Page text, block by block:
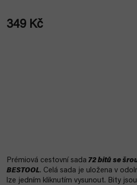
349 Kč
Prémiová cestovní sada 72 bitů se
BESTOOL. Celá sada je uložena v
lze jedním kliknutím vysunout. Bity